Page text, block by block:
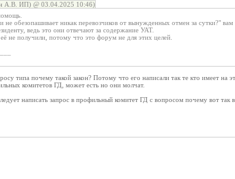
А.В. ИП) @ 03.04.2025 10:46)
обезопашивает никак перевозчиков от вынужденных отмен за сутки?"
ведь это они отвечают за содержание УАТ.
не получили, потому что это форум не для этих целей.
типа почему такой закон? Потому что его написали так те кто имеет на
комитетов ГД, может есть но они молчат.
написать запрос в профильный комитет ГД с вопросом почему вот так